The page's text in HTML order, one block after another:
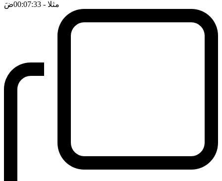
مثلا - 00:07:33 ضَ